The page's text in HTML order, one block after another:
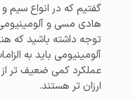
گفتیم که در انواع سیم
هادی مسی و
توجه داشته باشید که
آلومینیومی باید به
عملکرد کمی ضعیف تر
ارزان تر هستند.